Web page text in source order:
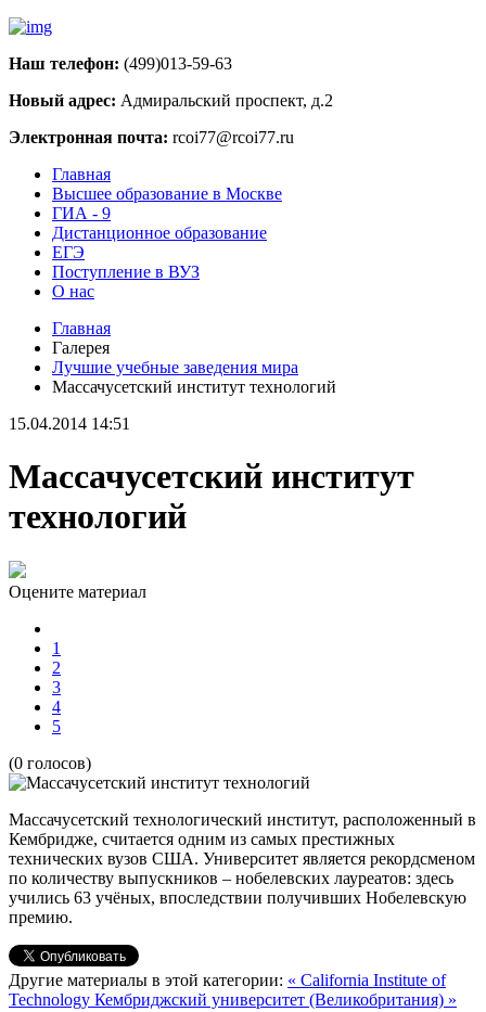
Наш телефон: (499)013-59-63
Новый адрес: Адмиральский проспект, д.2
Электронная почта: rcoi77@rcoi77.ru
Главная
Высшее образование в Москве
ГИА - 9
Дистанционное образование
ЕГЭ
Поступление в ВУЗ
О нас
Главная
Галерея
Лучшие учебные заведения мира
Массачусетский институт технологий
15.04.2014 14:51
Массачусетский институт
технологий
Оцените материал
1
2
3
4
5
(0 голосов)
Массачусетский технологический институт, расположенный в
Кембридже, считается одним из самых престижных
технических вузов США. Университет является рекордсменом
по количеству выпускников – нобелевских лауреатов: здесь
учились 63 учёных, впоследствии получивших Нобелевскую
премию.
Другие материалы в этой категории: « California Institute of
Technology Кембриджский университет (Великобритания) »